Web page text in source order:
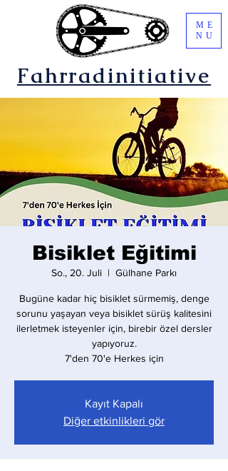
Fahrradinitiative
ME
NU
Bisiklet Eğitimi
So., 20. Juli
  |
Gülhane Parkı
Bugüne kadar hiç bisiklet sürmemiş, denge
sorunu yaşayan veya bisiklet sürüş kalitesini
ilerletmek isteyenler için, birebir özel dersler
yapıyoruz.
7'den 70'e Herkes için
Kayıt Kapalı
Diğer etkinlikleri gör